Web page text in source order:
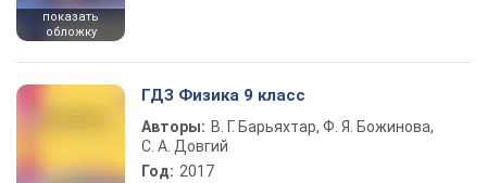
показать
обложку
ГДЗ Физика 9 класс
Авторы: В. Г. Барьяхтар, Ф. Я. Божинова,
С. А. Довгий
Год: 2017